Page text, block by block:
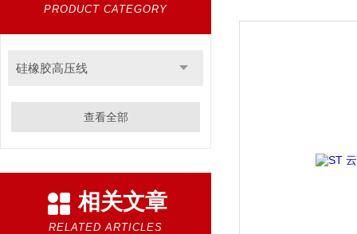
PRODUCT CATEGORY
硅橡胶高压线
查看全部
相关文章
RELATED ARTICLES